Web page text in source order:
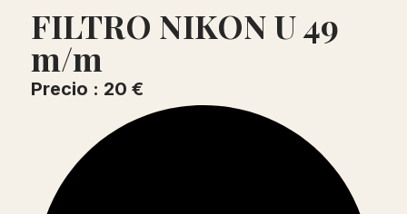
FILTRO NIKON U 49
m/m
Precio : 20 €